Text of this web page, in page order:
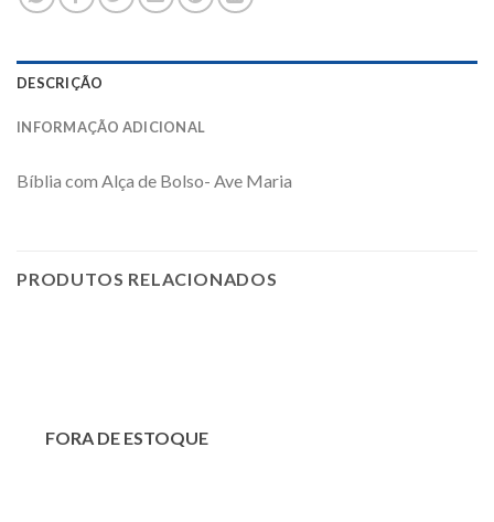
DESCRIÇÃO
INFORMAÇÃO ADICIONAL
Bíblia com Alça de Bolso- Ave Maria
PRODUTOS RELACIONADOS
FORA DE ESTOQUE